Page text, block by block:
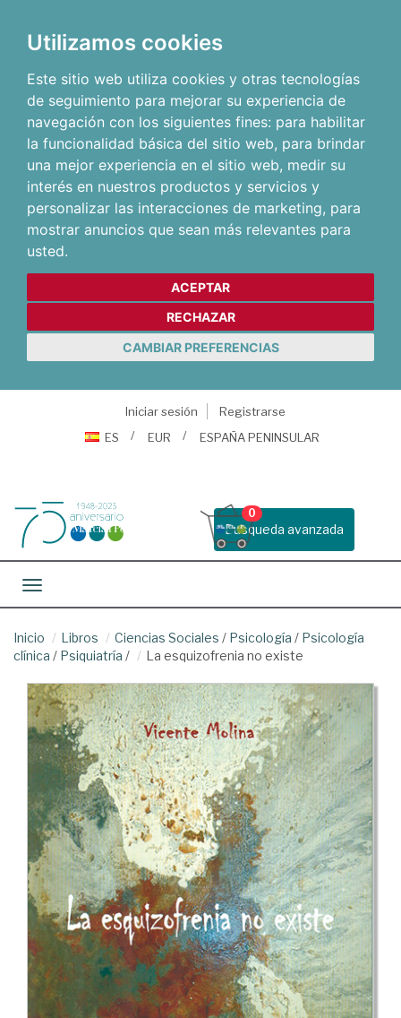
Utilizamos cookies
Este sitio web utiliza cookies y otras tecnologías
de seguimiento para mejorar su experiencia de
navegación con los siguientes fines: para habilitar
la funcionalidad básica del sitio web, para brindar
una mejor experiencia en el sitio web, medir su
interés en nuestros productos y servicios y
personalizar las interacciones de marketing, para
mostrar anuncios que sean más relevantes para
usted.
ACEPTAR
RECHAZAR
CAMBIAR PREFERENCIAS
Iniciar sesión
Registrarse
ES
EUR ESPAÑA PENINSULAR
Busqueda avanzada
0
Toggle navigation
Inicio Libros Ciencias Sociales / Psicología / Psicología
clínica / Psiquiatría / La esquizofrenia no existe